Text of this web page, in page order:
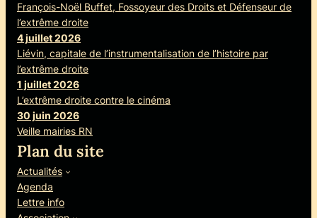
François-Noël Buffet, Fossoyeur des Droits et Défenseur de
l’extrême droite
4 juillet 2026
Liévin, capitale de l’instrumentalisation de l’histoire par
l’extrême droite
1 juillet 2026
L’extrême droite contre le cinéma
30 juin 2026
Veille mairies RN
Plan du site
Actualités
Agenda
Lettre info